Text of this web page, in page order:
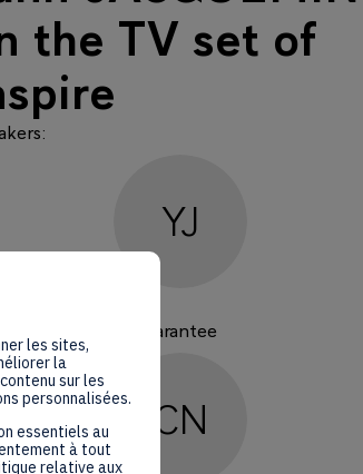
the TV set of
:
YJ
Head of guarantee
CN
les sites,
la
sur les
personnalisées.
essentiels au
à tout
relative aux